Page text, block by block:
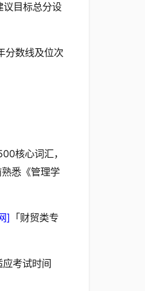
目标总分设
分数线及位次
核心词汇，
悉《管理学
] 「财贸类专
考试时间